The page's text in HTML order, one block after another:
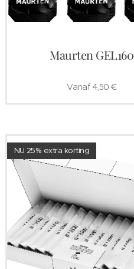
Maurten GEL160
Vanaf 4,50 €
NU 25% extra korting